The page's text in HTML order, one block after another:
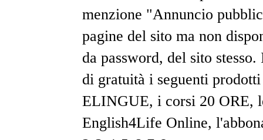
menzione "Annuncio
pagine del sito ma non
da password, del sito
di gratuità i seguenti
ELINGUE, i corsi 20 ORE,
English4Life Online,